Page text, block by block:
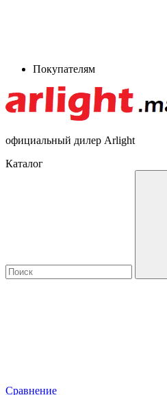
Покупателям
официальный дилер Arlight
Каталог
Сравнение